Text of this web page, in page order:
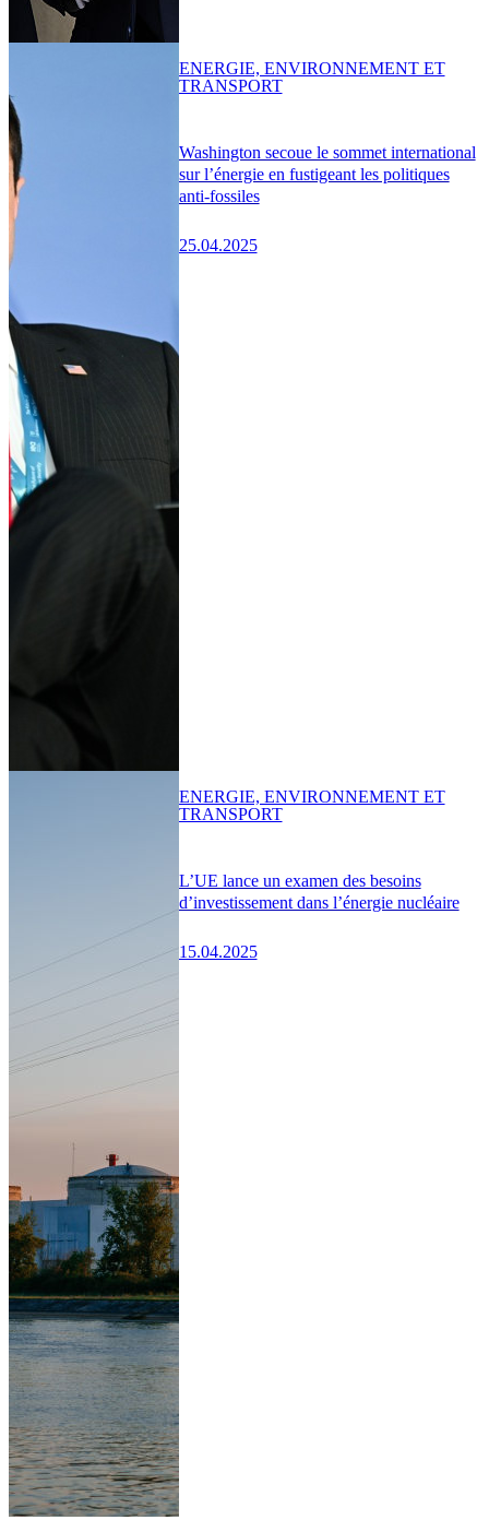
Washington secoue le sommet international
sur l’énergie en fustigeant les politiques
anti-fossiles
25.04.2025
ENERGIE, ENVIRONNEMENT ET
TRANSPORT
L’UE lance un examen des besoins
d’investissement dans l’énergie nucléaire
15.04.2025
ENERGIE, ENVIRONNEMENT ET
TRANSPORT